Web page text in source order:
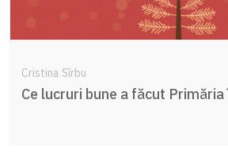
Cristina Sîrbu
Ce lucruri bune a făcut